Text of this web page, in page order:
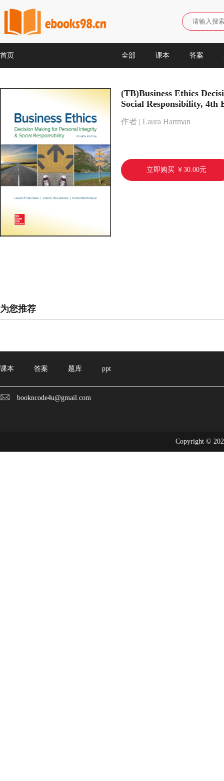
首页 全部 课本 答案
(TB)Business Ethics
Social Responsibility, 4th
作者 | Laura Hartman
立即购买 ￥30.00元
为您推荐
课本 答案 题库 ppt
bookncode4u@gmail.com
Copyright ©